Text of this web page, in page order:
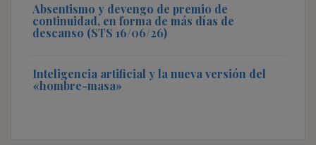
Absentismo y devengo de premio de
continuidad, en forma de más días de
descanso (STS 16/06/26)
Inteligencia artificial y la nueva versión del
«hombre-masa»